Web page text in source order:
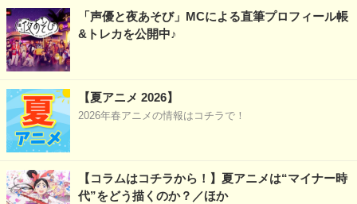
「声優と夜あそび」MCによる直筆プロフィール帳
&トレカを公開中♪
【夏アニメ 2026】
2026年春アニメの情報はコチラで！
【コラムはコチラから！】夏アニメは“マイナー時
代”をどう描くのか？／ほか